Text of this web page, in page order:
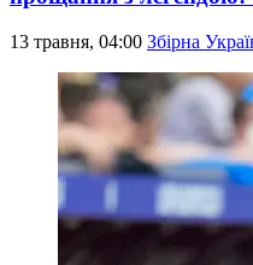
13 травня, 04:00 Збірна